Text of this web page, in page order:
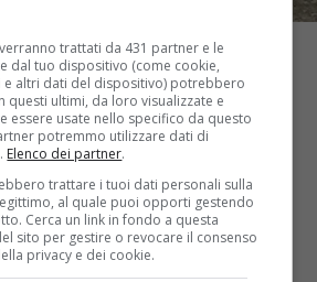
all’Agorà un incontro sul
rende liberi. Da
giorni nostri
trattati da 431 partner e le
dal tuo dispositivo (come cookie,
e altri dati del dispositivo) potrebbero
questi ultimi, da loro visualizzate e
essere usate nello specifico da questo
potremmo utilizzare dati di
Elenco dei partner.
trattare i tuoi dati personali sulla
al quale puoi opporti gestendo
Cerca un link in fondo a questa
sito per gestire o revocare il consenso
privacy e dei cookie.